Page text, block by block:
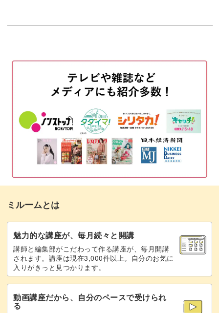
少しの動作で確実にハートに近づけていくコツをお教えし
動画だと視覚的にわかるので、流れもスムーズ。
粘土ジェルを初めて扱う方や、ハートを作ったことがない
方にもわかりやすく解説しています！
モチーフをよりぷっくりさせる仕上げにもご注目。
グリッターが浮き上がってくるような奥行きのあるアート
に仕上がります◎
マットトップジェルを塗布する
粘土ジェルでハートをつくる
トップジェルを塗布する 09:41
完成♪
ミルームとは
魅力的な講座が、毎月続々と開講
講師と編集部がこだわって作る講座が、毎月開講
されます。講座は現在3,000件以上。自分のお気に
入りがきっと見つかります。
動画講座だから、自分のペースで受けられ
る